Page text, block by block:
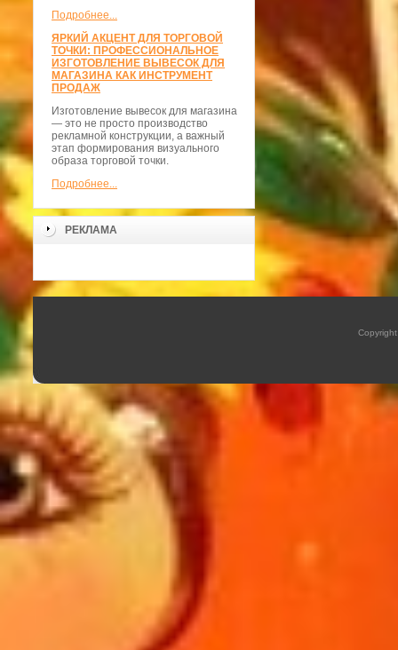
Подробнее...
ЯРКИЙ АКЦЕНТ ДЛЯ ТОРГОВОЙ
ТОЧКИ: ПРОФЕССИОНАЛЬНОЕ
ИЗГОТОВЛЕНИЕ ВЫВЕСОК ДЛЯ
МАГАЗИНА КАК ИНСТРУМЕНТ
ПРОДАЖ
Изготовление вывесок для магазина
— это не просто производство
рекламной конструкции, а важный
этап формирования визуального
образа торговой точки.
Подробнее...
РЕКЛАМА